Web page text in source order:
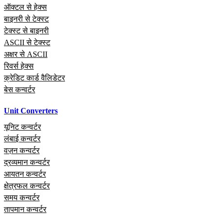
ऑक्टल से हेक्स
बाइनरी से टेक्स्ट
टेक्स्ट से बाइनरी
ASCII से टेक्स्ट
अक्षर से ASCII
रिवर्स हेक्स
क्रेडिट कार्ड वैलिडेटर
बेस कन्वर्टर
Unit Converters
यूनिट कन्वर्टर
लंबाई कन्वर्टर
वज़न कन्वर्टर
द्रव्यमान कन्वर्टर
आयतन कन्वर्टर
क्षेत्रफल कन्वर्टर
समय कन्वर्टर
तापमान कन्वर्टर